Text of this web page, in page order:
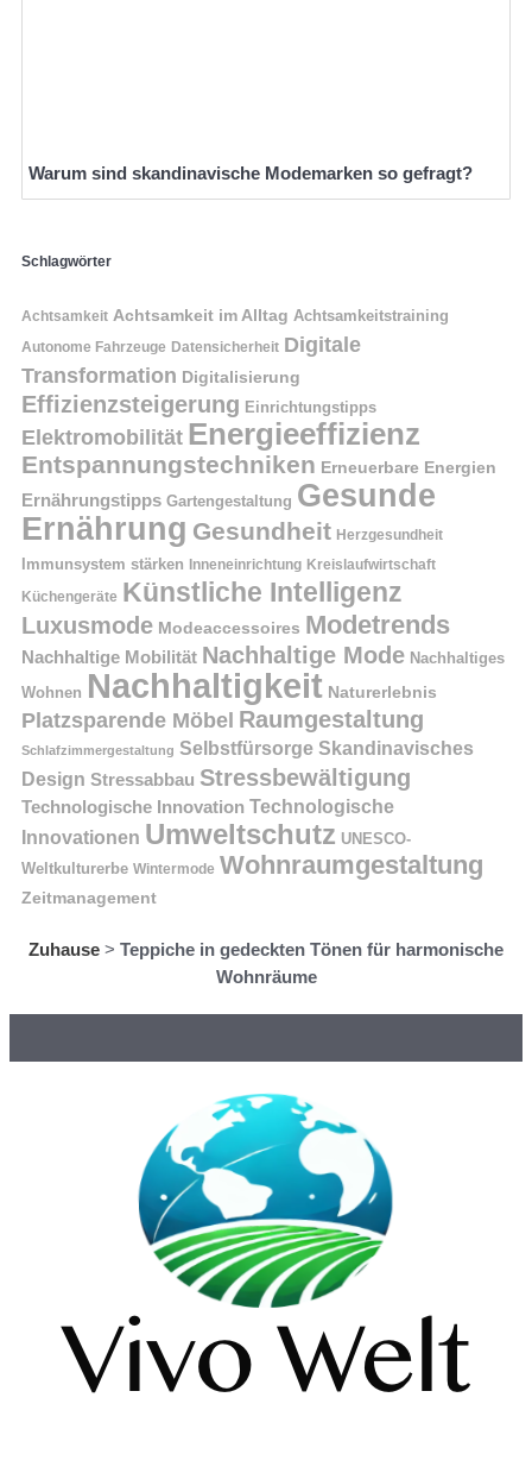
Warum sind skandinavische Modemarken so gefragt?
Schlagwörter
Achtsamkeit Achtsamkeit im Alltag Achtsamkeitstraining
Autonome Fahrzeuge Datensicherheit Digitale
Transformation Digitalisierung
Effizienzsteigerung Einrichtungstipps
Elektromobilität Energieeffizienz
Entspannungstechniken Erneuerbare Energien
Ernährungstipps Gartengestaltung Gesunde
Ernährung Gesundheit Herzgesundheit
Immunsystem stärken Inneneinrichtung Kreislaufwirtschaft
Küchengeräte Künstliche Intelligenz
Luxusmode Modeaccessoires Modetrends
Nachhaltige Mobilität Nachhaltige Mode Nachhaltiges
Wohnen Nachhaltigkeit Naturerlebnis
Platzsparende Möbel Raumgestaltung
Schlafzimmergestaltung Selbstfürsorge Skandinavisches
Design Stressabbau Stressbewältigung
Technologische Innovation Technologische
Innovationen Umweltschutz UNESCO-
Weltkulturerbe Wintermode Wohnraumgestaltung
Zeitmanagement
Zuhause > Teppiche in gedeckten Tönen für harmonische
Wohnräume